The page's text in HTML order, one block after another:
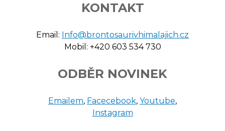
KONTAKT
Email: Info@brontosaurivhimalajich.cz
Mobil: +420 603 534 730
ODBĚR NOVINEK
Emailem, Facecebook, Youtube,
Instagram